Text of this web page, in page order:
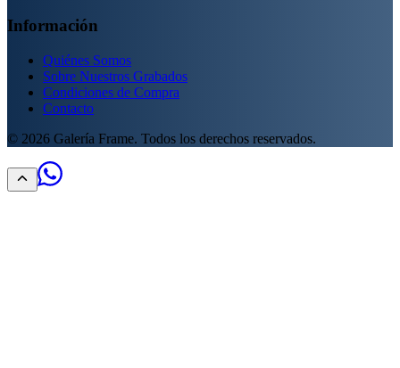
Información
Quiénes Somos
Sobre Nuestros Grabados
Condiciones de Compra
Contacto
© 2026 Galería Frame. Todos los derechos reservados.